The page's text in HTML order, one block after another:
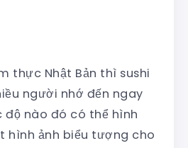
thực Nhật Bản thì sushi
người nhớ đến ngay
độ nào đó có thể hình
hình ảnh biểu tượng cho